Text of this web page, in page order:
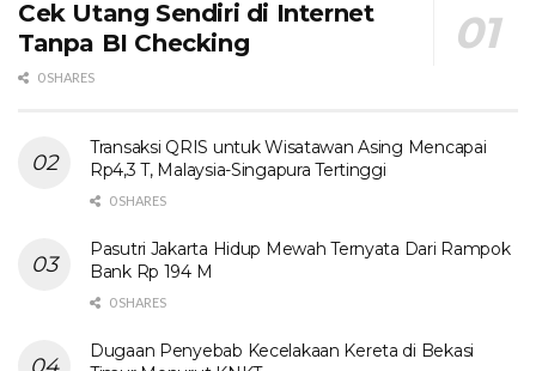
Cek Utang Sendiri di Internet
Tanpa BI Checking
0 SHARES
Transaksi QRIS untuk Wisatawan Asing Mencapai
Rp4,3 T, Malaysia-Singapura Tertinggi
0 SHARES
Pasutri Jakarta Hidup Mewah Ternyata Dari Rampok
Bank Rp 194 M
0 SHARES
Dugaan Penyebab Kecelakaan Kereta di Bekasi